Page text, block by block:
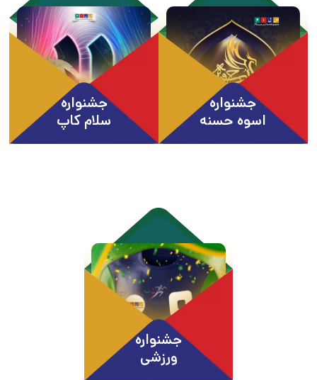
جشنواره
اسوه حسنه
جشنواره
سلام کاپ
جشنواره
ورزشی